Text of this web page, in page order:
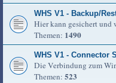
WHS V1 - Backup/
Hier kann gesichert und
Themen: 1490
WHS V1 - Connector
Die Verbindung zum
Themen: 523